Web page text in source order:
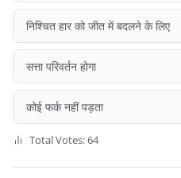
निश्चित हार को जीत में बदलने के लिए
सत्ता परिवर्तन होगा
कोई फर्क नहीं पड़ता
Total Votes: 64